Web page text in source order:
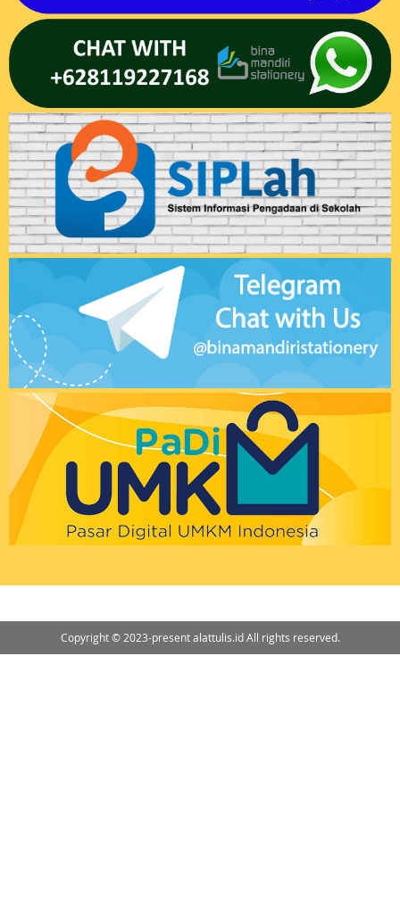
Copyright © 2023-present alattulis.id All rights reserved.